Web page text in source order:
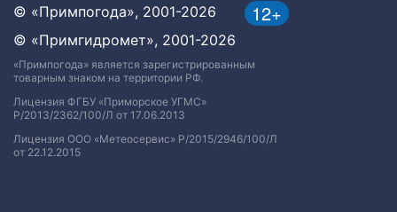
12+
© «Примпогода», 2001-2026
© «Примгидромет», 2001-2026
«Примпогода» является зарегистрированным
товарным знаком на территории РФ.
Лицензия ФГБУ «Приморское УГМС»
Р/2013/2362/100/Л от 17.06.2013
Лицензия ООО «Метеосервис» Р/2015/2946/100/Л
от 22.12.2015